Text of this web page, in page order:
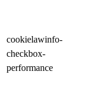
cookielawinfo-
checkbox-
performance